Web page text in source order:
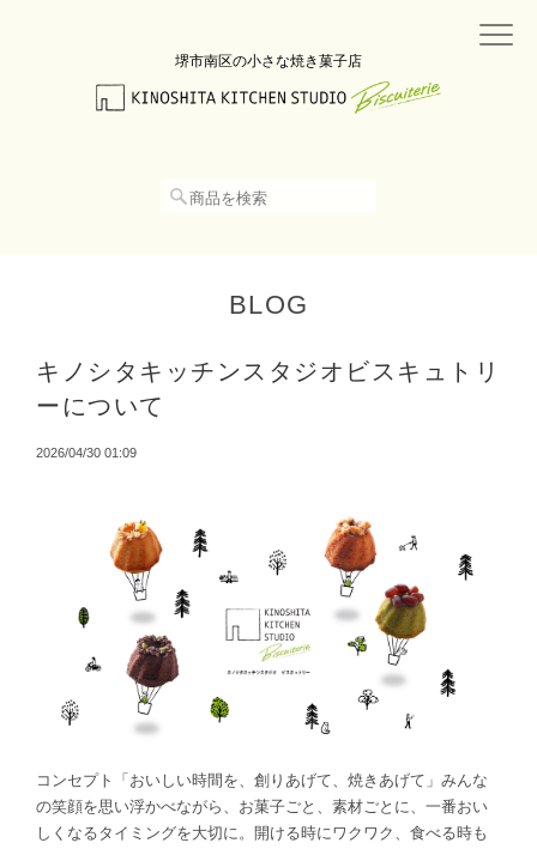
堺市南区の小さな焼き菓子店
BLOG
キノシタキッチンスタジオビスキュトリ
ーについて
2026/04/30 01:09
コンセプト「おいしい時間を、創りあげて、焼きあげて」みんな
の笑顔を思い浮かべながら、お菓子ごと、素材ごとに、一番おい
しくなるタイミングを大切に。開ける時にワクワク、食べる時も